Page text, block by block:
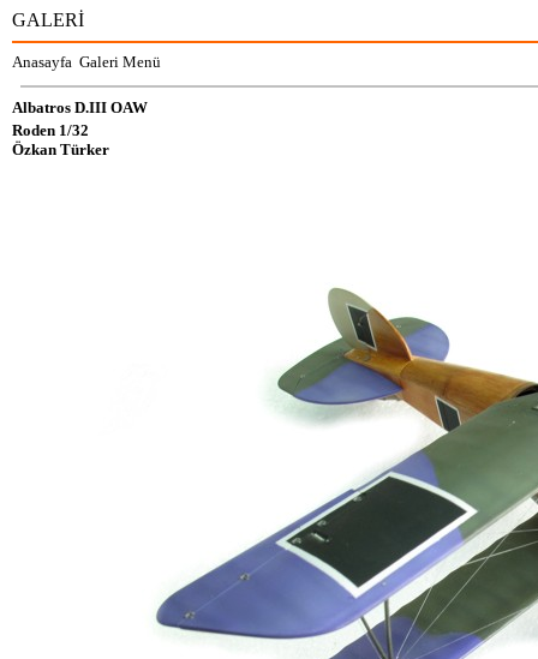
GALERİ
Anasayfa Galeri Menü
Albatros D.III OAW
Roden 1/32
Özkan Türker